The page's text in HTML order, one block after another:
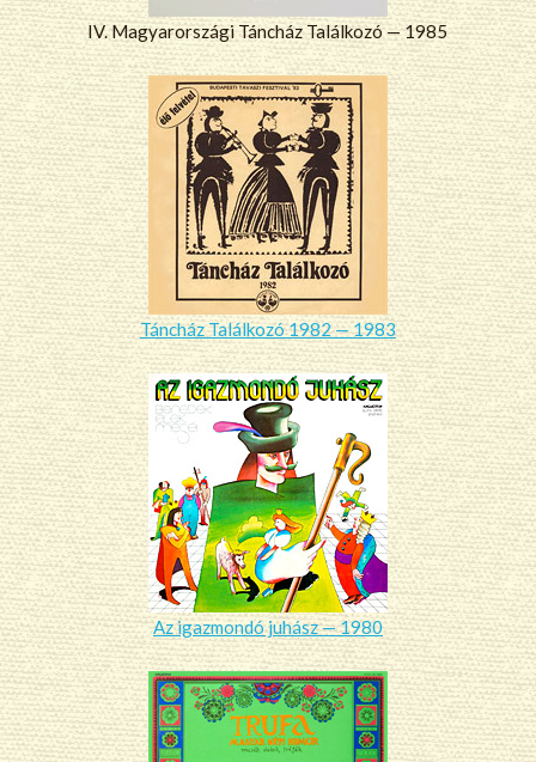
IV. Magyarországi Táncház Találkozó — 1985
Táncház Találkozó 1982 — 1983
Az igazmondó juhász — 1980